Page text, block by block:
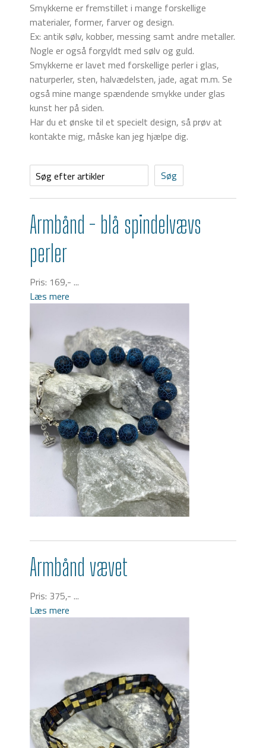
Smykkerne er fremstillet i mange forskellige
materialer, former, farver og design.
Ex: antik sølv, kobber, messing samt andre metaller.
Nogle er også forgyldt med sølv og guld.
Smykkerne er lavet med forskellige perler i glas,
naturperler, sten, halvædelsten, jade, agat m.m. Se
også mine mange spændende smykke under glas
kunst her på siden.
Har du et ønske til et specielt design, så prøv at
kontakte mig, måske kan jeg hjælpe dig.
Søg efter artikler
Armbånd - blå spindelvævs
perler
Pris: 169,- ...
Læs mere
Armbånd vævet
Pris: 375,- ...
Læs mere